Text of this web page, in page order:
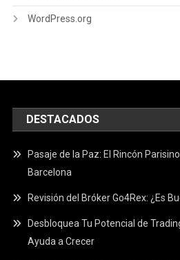
WordPress.org
DESTACADOS
Pasaje de la Paz: El Rincón
Barcelona
Revisión del Bróker Go4Rex: ¿Es
Desbloquea Tu Potencial de
Ayuda a Crecer